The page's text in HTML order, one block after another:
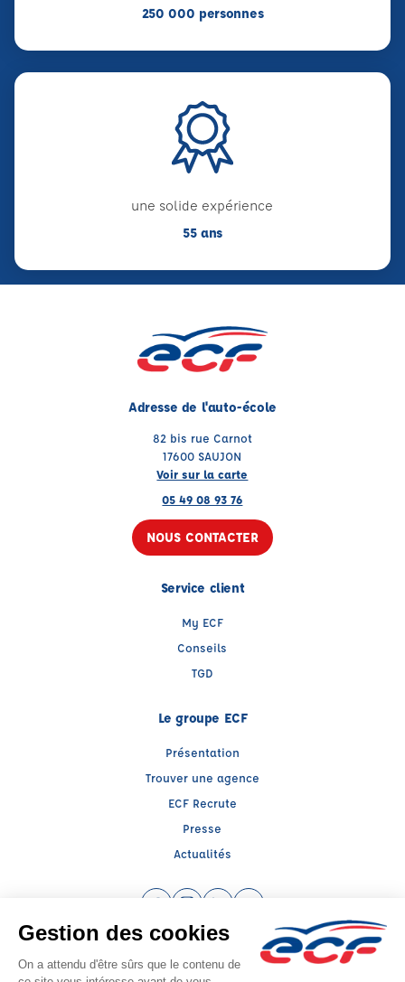
250 000 personnes
une solide expérience
55 ans
Adresse de l'auto-école
82 bis rue Carnot
17600 SAUJON
Voir sur la carte
05 49 08 93 76
NOUS CONTACTER
Service client
My ECF
Conseils
TGD
Le groupe ECF
Présentation
Trouver une agence
ECF Recrute
Presse
Actualités
Facebook (nouvelle fenêtre)
Instagram (nouvelle fenêtre)
LinkedIn (nouvelle fenêtre)
YouTube (nouvelle
Raison sociale : ECF CER CENTRE ATLANTIQUE - Capital social: 2500000€
SIREN: 312379266 - Numéro de TVA intracommunautaire: FR 52 312379266